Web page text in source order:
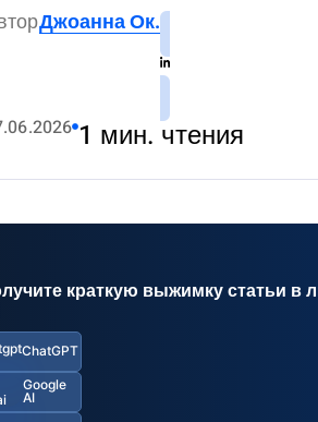
Джоанна Ок.
1 мин. чтения
краткую выжимку статьи
ChatGPT
Google
AI